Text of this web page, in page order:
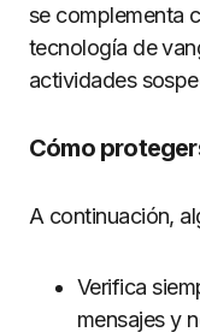
se complementa
tecnología de
actividades
Cómo
A continuación,
Verifica
mensajes y